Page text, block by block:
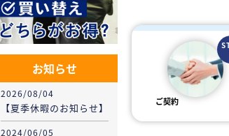
ご契約
お知らせ
2026/08/04
【夏季休暇のお知らせ】
2024/06/05